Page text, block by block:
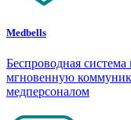
Medbells
Беспроводная
мгновенную
медперсоналом